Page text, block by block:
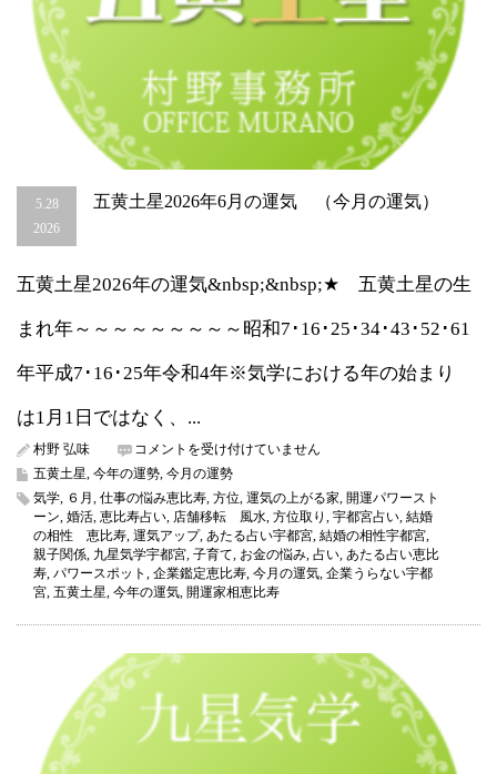
5.28
2026
五黄土星2026年6月の運気 （今月の運気）
五黄土星2026年の運気&nbsp;&nbsp;★ 五黄土星の生
まれ年～～～～～～～～～昭和7･16･25･34･43･52･61
年平成7･16･25年令和4年※気学における年の始まり
は1月1日ではなく、...
村野 弘味
五
黄
星
2026
年
6
月
の
（今
月
の
運
気）
は
コメントを受け付けていません
五黄土星, 今年の運勢, 今月の運勢
気学, ６月 , 仕事の悩み恵比寿, 方位, 運気の上がる家, 開運パワースト
ーン, 婚活, 恵比寿占い, 店舗移転 風水, 方位取り , 宇都宮占い, 結婚
の相性 恵比寿, 運気アップ, あたる占い宇都宮, 結婚の相性宇都宮,
親子関係, 九星気学宇都宮, 子育て, お金の悩み, 占い, あたる占い恵比
寿, パワースポット , 企業鑑定恵比寿, 今月の運気, 企業うらない宇都
宮, 五黄土星, 今年の運気, 開運家相恵比寿